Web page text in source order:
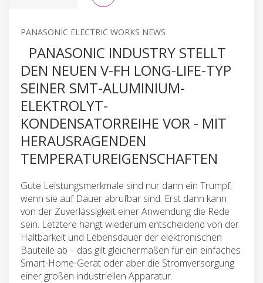
PANASONIC ELECTRIC WORKS NEWS
PANASONIC INDUSTRY STELLT
DEN NEUEN V-FH LONG-LIFE-TYP
SEINER SMT-ALUMINIUM-
ELEKTROLYT-
KONDENSATORREIHE VOR - MIT
HERAUSRAGENDEN
TEMPERATUREIGENSCHAFTEN
Gute Leistungsmerkmale sind nur dann ein Trumpf,
wenn sie auf Dauer abrufbar sind. Erst dann kann
von der Zuverlässigkeit einer Anwendung die Rede
sein. Letztere hängt wiederum entscheidend von der
Haltbarkeit und Lebensdauer der elektronischen
Bauteile ab – das gilt gleichermaßen für ein einfaches
Smart-Home-Gerät oder aber die Stromversorgung
einer großen industriellen Apparatur.